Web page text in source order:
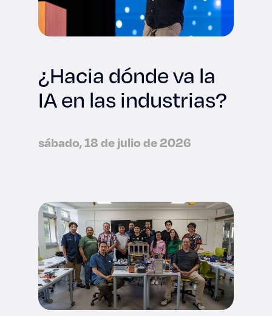
¿Hacia dónde va la
IA en las industrias?
sábado, 18 de julio de 2026